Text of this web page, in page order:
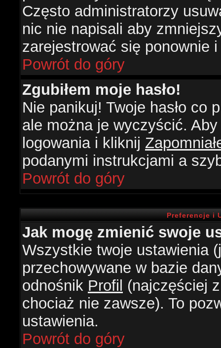
Często administratorzy
nic nie napisali aby
zarejestrować się ponownie
Powrót do góry
Zgubiłem moje hasło!
Nie panikuj! Twoje hasło co
ale można je wyczyścić.
logowania i kliknij
podanymi instrukcjami a
Powrót do góry
Preferencje i
Jak mogę zmienić swoje
Wszystkie twoje ustawienia
przechowywane w bazie
odnośnik Profil (najczęściej
chociaż nie zawsze). To
ustawienia.
Powrót do góry